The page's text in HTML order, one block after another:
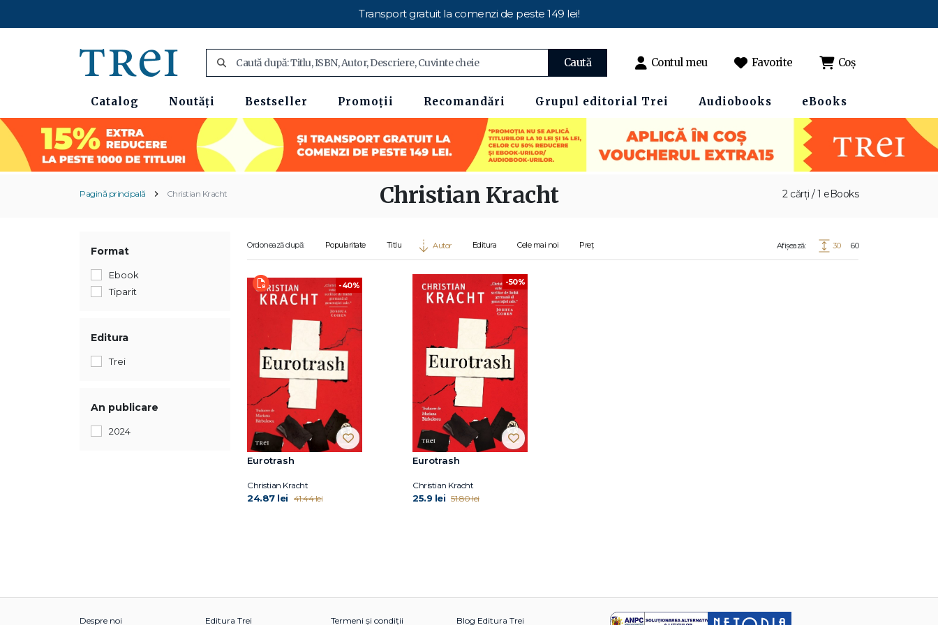
Transport gratuit la comenzi de peste 149 lei!
Caută Contul meu Favorite Coș
Catalog Noutăți Bestseller Promoții Recomandări Grupul editorial Trei Audiobooks eBooks
Pagină principală Christian Kracht 2 cărți / 1 eBooks
Christian Kracht
Format
Ebook
Tiparit
Editura
Trei
An publicare
2024
Ordonează după: Popularitate Titlu Autor Editura Cele mai noi Preț Afișează: 30 60
-40%
Eurotrash
Christian Kracht
24.87 lei 41.44 lei
-50%
Eurotrash
Christian Kracht
25.9 lei 51.80 lei
Despre noi Editura Trei Termeni și condiții Blog Editura Trei